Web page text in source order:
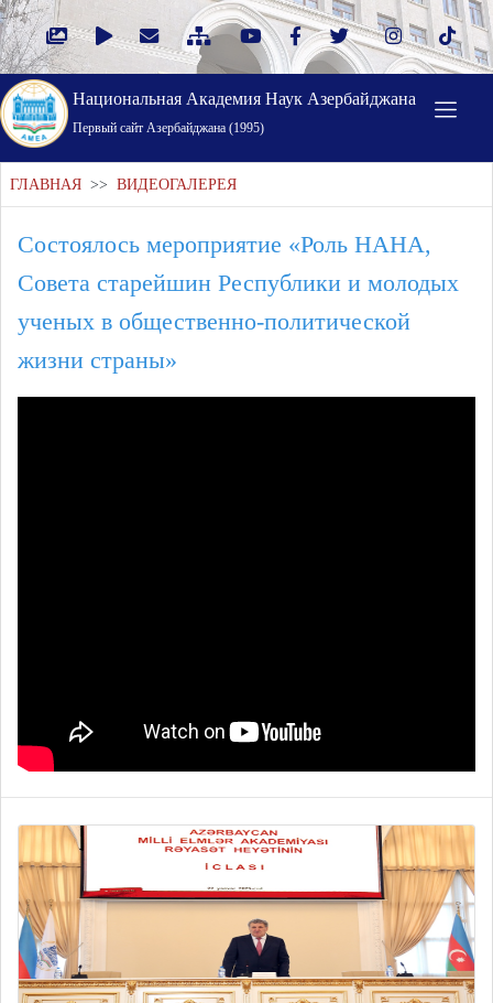
Национальная Академия Наук Азербайджана
Первый cайт Азербайджана (1995)
ГЛАВНАЯ >> ВИДЕОГАЛЕРЕЯ
Состоялось мероприятие «Роль НАНА,
Совета старейшин Республики и молодых
ученых в общественно-политической
жизни страны»